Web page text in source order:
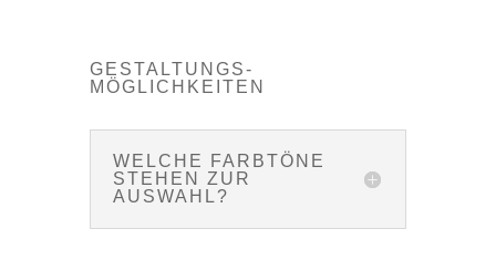
GESTALTUNGS­
MÖGLICHKEITEN
WELCHE FARBTÖNE
STEHEN ZUR
AUSWAHL?